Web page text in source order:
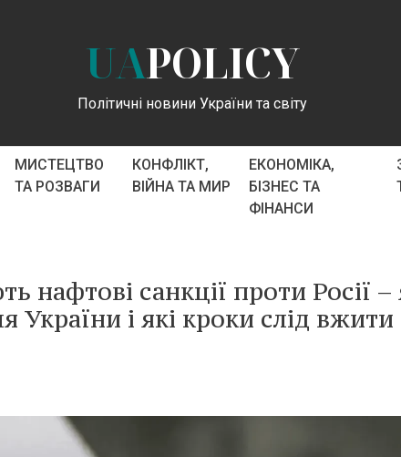
UAPOLICY
Політичні новини України та світу
МИСТЕЦТВО
ТА РОЗВАГИ
КОНФЛІКТ,
ВІЙНА ТА МИР
ЕКОНОМІКА,
БІЗНЕС ТА
ФІНАНСИ
санкції проти Росії –
і які кроки слід вжити